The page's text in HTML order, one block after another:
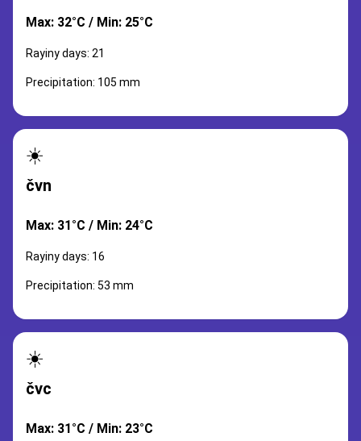
Max: 32°C / Min: 25°C
Rayiny days: 21
Precipitation: 105 mm
☀️
čvn
Max: 31°C / Min: 24°C
Rayiny days: 16
Precipitation: 53 mm
☀️
čvc
Max: 31°C / Min: 23°C